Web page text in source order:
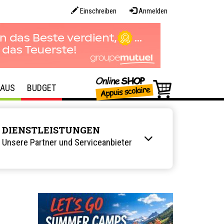
Einschreiben Anmelden
BUDGET
DIENSTLEISTUNGEN
Unsere Partner und Serviceanbieter